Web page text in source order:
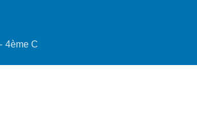
- 4ème C